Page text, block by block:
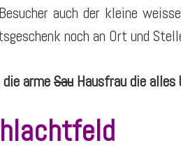
auch der kleine
noch an Ort und
armeSau Hausfrau die